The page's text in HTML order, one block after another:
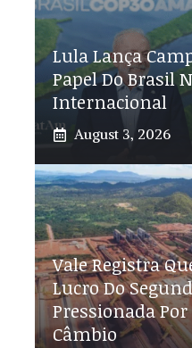
Lula Lança
Papel Do Brasil
Internacional
August 3, 2026
Vale Registra
Lucro Do
Pressionada Por
Câmbio